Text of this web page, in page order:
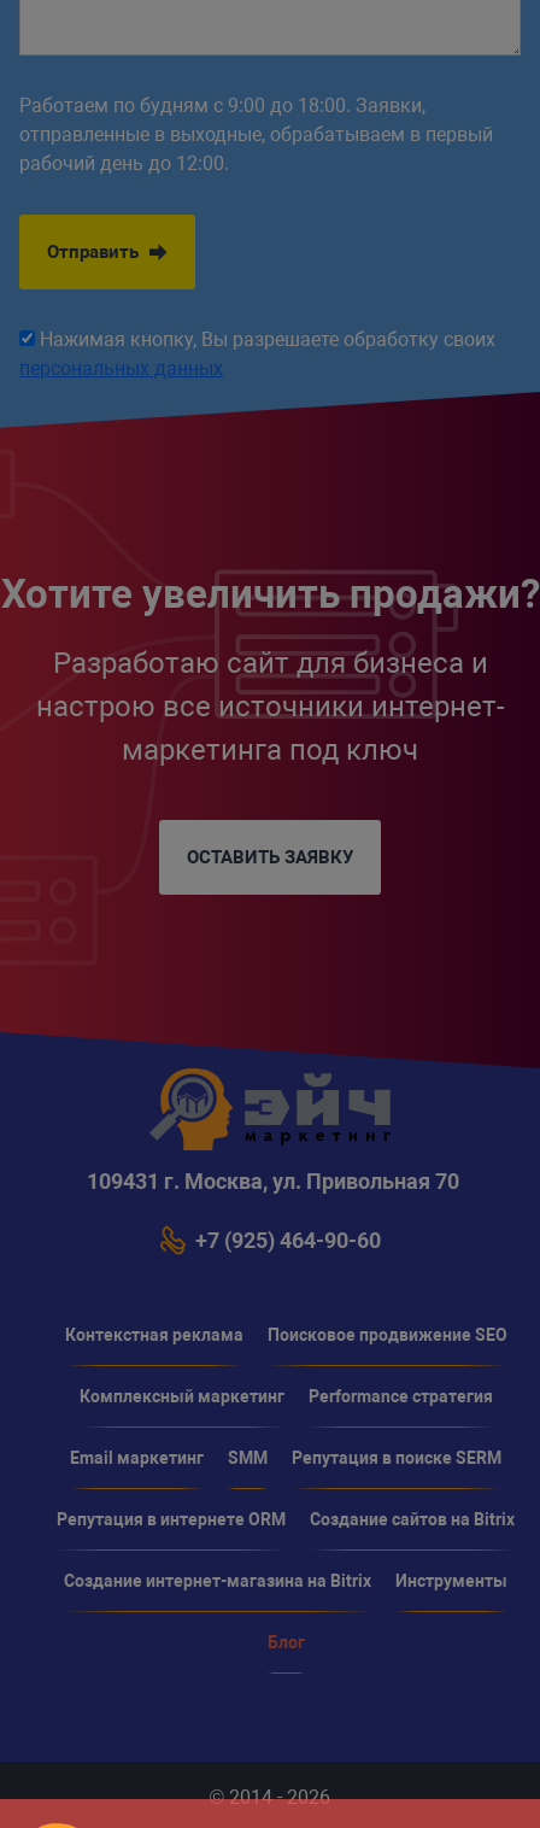
Работаем по будням с 9:00 до 18:00. Заявки,
отправленные в выходные, обрабатываем в первый
рабочий день до 12:00.
Отправить
Нажимая кнопку, Вы разрешаете обработку своих
персональных данных
Хотите увеличить продажи?
Разработаю сайт для бизнеса и
настрою все источники интернет-
маркетинга под ключ
ОСТАВИТЬ ЗАЯВКУ
109431 г. Москва, ул. Привольная 70
+7 (925) 464-90-60
Контекстная реклама Поисковое продвижение SEO
Комплексный маркетинг Performance стратегия
Email маркетинг SMM Репутация в поиске SERM
Репутация в интернете ORM Создание сайтов на Bitrix
Создание интернет-магазина на Bitrix Инструменты
Блог
© 2014 - 2026